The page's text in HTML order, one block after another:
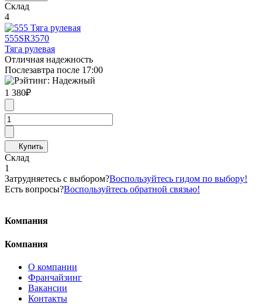
Склад
4
555SR3570
Тяга рулевая
Отличная надежность
Послезавтра после 17:00
1 380₽
Склад
1
Затрудняетесь с выбором?Воспользуйтесь гидом по выбору!
Есть вопросы?Воспользуйтесь обратной связью!
Компания
Компания
О компании
Франчайзинг
Вакансии
Контакты